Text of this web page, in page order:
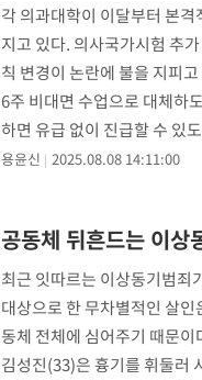
각 의과대학이 이달부터 본
지고 있다. 의사국가시험 추
칙 변경이 논란에 불을 지피
6주 비대면 수업으로 대체하
하면 유급 없이 진급할 수 있
용윤신 2025.08.08 14:11:00
공동체 뒤흔드는 이상
최근 잇따르는 이상동기범죄
대상으로 한 무차별적인 살
동체 전체에 심어주기 때문
김성진(33)은 흉기를 휘둘러